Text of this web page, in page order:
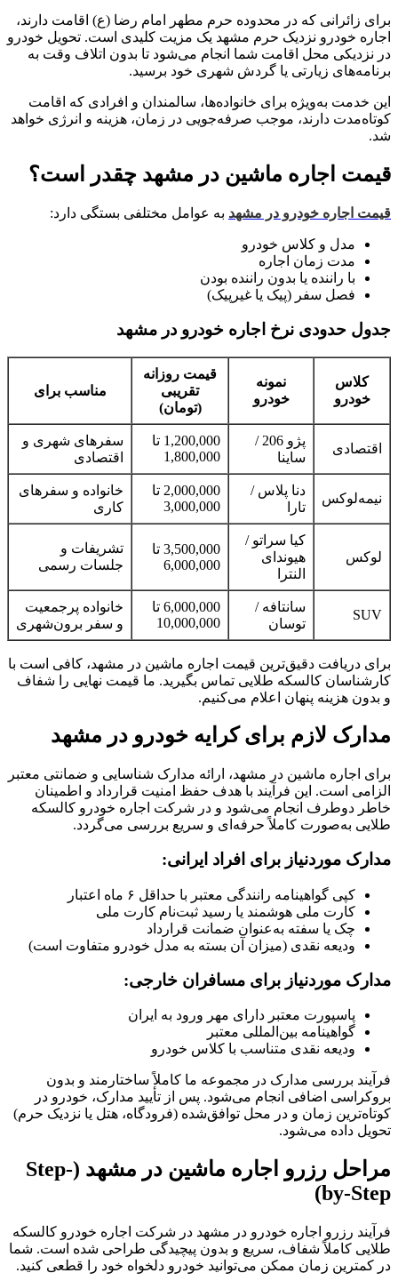
برای زائرانی که در محدوده حرم مطهر امام رضا (ع) اقامت دارند،
اجاره خودرو نزدیک حرم مشهد یک مزیت کلیدی است. تحویل خودرو
در نزدیکی محل اقامت شما انجام می‌شود تا بدون اتلاف وقت به
برنامه‌های زیارتی یا گردش شهری خود برسید.
این خدمت به‌ویژه برای خانواده‌ها، سالمندان و افرادی که اقامت
کوتاه‌مدت دارند، موجب صرفه‌جویی در زمان، هزینه و انرژی خواهد
شد.
قیمت اجاره ماشین در مشهد چقدر است؟
قیمت اجاره خودرو در مشهد به عوامل مختلفی بستگی دارد:
مدل و کلاس خودرو
مدت زمان اجاره
با راننده یا بدون راننده بودن
فصل سفر (پیک یا غیرپیک)
جدول حدودی نرخ اجاره خودرو در مشهد
کلاس
خودرو
نمونه
خودرو
قیمت روزانه
تقریبی
(تومان)
مناسب برای
اقتصادی
پژو 206 /
ساینا
1,200,000 تا
1,800,000
سفرهای شهری و
اقتصادی
نیمه‌لوکس
دنا پلاس /
تارا
2,000,000 تا
3,000,000
خانواده و سفرهای
کاری
لوکس
کیا سراتو /
هیوندای
النترا
3,500,000 تا
6,000,000
تشریفات و
جلسات رسمی
SUV
سانتافه /
توسان
6,000,000 تا
10,000,000
خانواده پرجمعیت
و سفر برون‌شهری
برای دریافت دقیق‌ترین قیمت اجاره ماشین در مشهد، کافی است با
کارشناسان کالسکه طلایی تماس بگیرید. ما قیمت نهایی را شفاف
و بدون هزینه پنهان اعلام می‌کنیم.
مدارک لازم برای کرایه خودرو در مشهد
برای اجاره ماشین در مشهد، ارائه مدارک شناسایی و ضمانتی معتبر
الزامی است. این فرآیند با هدف حفظ امنیت قرارداد و اطمینان
خاطر دوطرف انجام می‌شود و در شرکت اجاره خودرو کالسکه
طلایی به‌صورت کاملاً حرفه‌ای و سریع بررسی می‌گردد.
مدارک موردنیاز برای افراد ایرانی:
کپی گواهینامه رانندگی معتبر با حداقل ۶ ماه اعتبار
کارت ملی هوشمند یا رسید ثبت‌نام کارت ملی
چک یا سفته به‌عنوان ضمانت قرارداد
ودیعه نقدی (میزان آن بسته به مدل خودرو متفاوت است)
مدارک موردنیاز برای مسافران خارجی:
پاسپورت معتبر دارای مهر ورود به ایران
گواهینامه بین‌المللی معتبر
ودیعه نقدی متناسب با کلاس خودرو
فرآیند بررسی مدارک در مجموعه ما کاملاً ساختارمند و بدون
بروکراسی اضافی انجام می‌شود. پس از تأیید مدارک، خودرو در
کوتاه‌ترین زمان و در محل توافق‌شده (فرودگاه، هتل یا نزدیک حرم)
تحویل داده می‌شود.
مراحل رزرو اجاره ماشین در مشهد (Step-
by-Step)
فرآیند رزرو اجاره خودرو در مشهد در شرکت اجاره خودرو کالسکه
طلایی کاملاً شفاف، سریع و بدون پیچیدگی طراحی شده است. شما
در کمترین زمان ممکن می‌توانید خودرو دلخواه خود را قطعی کنید.